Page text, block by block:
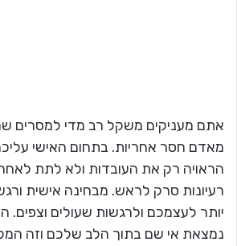
אתם מעניקים משקל רב מדי למסרים
מאדם חסר אחריות. בתחום האישי
הראויה רק את העובדות ולא לתת
רעיונות סרק לראש. מבחינה אישית
יותר לעצמכם ולרגשות שעולים
נמצאת אי שם בתוך הלב שלכם וזה